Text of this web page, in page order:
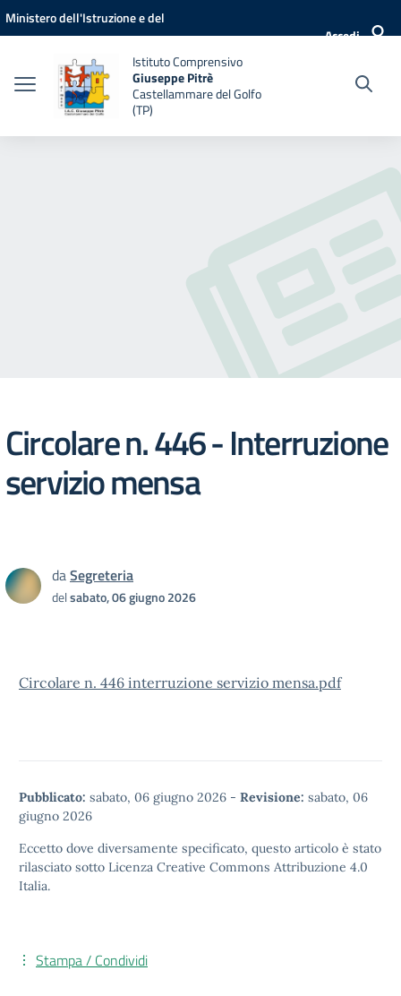
Vai ai contenuti
Vai al menu di navigazione
Vai al footer
Ministero dell'Istruzione e del
Accedi
Istituto Comprensivo
Giuseppe Pitrè
Castellammare del Golfo
(TP)
Circolare n. 446 - Interruzione
servizio mensa
daSegreteria
delsabato, 06 giugno 2026
Circolare n. 446 interruzione servizio mensa.pdf
Pubblicato: sabato, 06 giugno 2026 - Revisione: sabato, 06
giugno 2026
Eccetto dove diversamente specificato, questo articolo è stato
rilasciato sotto Licenza Creative Commons Attribuzione 4.0
Italia.
Stampa / Condividi